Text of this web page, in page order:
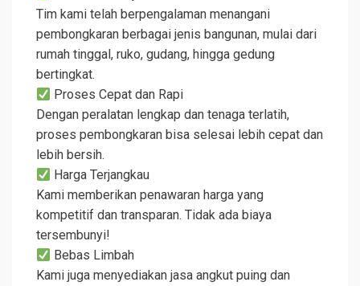
Tim kami telah berpengalaman menangani
pembongkaran berbagai jenis bangunan, mulai dari
rumah tinggal, ruko, gudang, hingga gedung
bertingkat.
Proses Cepat dan Rapi
Dengan peralatan lengkap dan tenaga terlatih,
proses pembongkaran bisa selesai lebih cepat dan
lebih bersih.
Harga Terjangkau
Kami memberikan penawaran harga yang
kompetitif dan transparan. Tidak ada biaya
tersembunyi!
Bebas Limbah
Kami juga menyediakan jasa angkut puing dan